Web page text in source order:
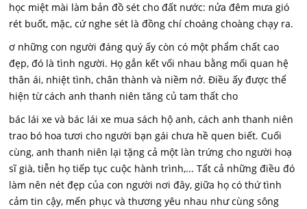
học miệt mài làm bản đồ sét cho đất nước: nửa đêm mưa gió
rét buốt, mặc, cứ nghe sét là đồng chí choáng choàng chạy ra.
ơ những con người đáng quý ấy còn có một phẩm chất cao
đẹp, đó là tình người. Họ gắn kết vối nhau bằng mối quan hệ
thân ái, nhiệt tình, chân thành và niềm nở. Điều ấy được thể
hiện từ cách anh thanh niên tăng củ tam thất cho
bác lái xe và bác lái xe mua sách hộ anh, cách anh thanh niên
trao bó hoa tươi cho người bạn gái chưa hề quen biết. Cuối
cùng, anh thanh niên lại tặng cả một làn trứng cho người hoạ
sĩ già, tiễn họ tiếp tục cuộc hành trình,... Tất cả những điều đó
làm nên nét đẹp của con người nơi đây, giữa họ có thứ tình
cảm tin cậy, mến phục và thương yêu nhau như cùng sông